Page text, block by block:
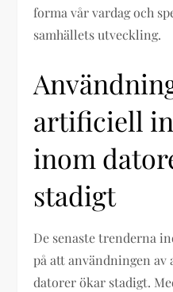
forma vår vardag och
samhällets utveckling.
artificiell
inom
stadigt
De senaste trenderna
på att användningen
datorer ökar stadigt.